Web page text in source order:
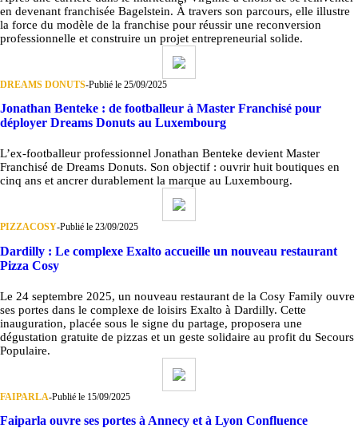
en devenant franchisée Bagelstein. À travers son parcours, elle illustre
la force du modèle de la franchise pour réussir une reconversion
professionnelle et construire un projet entrepreneurial solide.
DREAMS DONUTS-Publié le 25/09/2025
Jonathan Benteke : de footballeur à Master Franchisé pour
déployer Dreams Donuts au Luxembourg
L’ex-footballeur professionnel Jonathan Benteke devient Master
Franchisé de Dreams Donuts. Son objectif : ouvrir huit boutiques en
cinq ans et ancrer durablement la marque au Luxembourg.
PIZZACOSY-Publié le 23/09/2025
Dardilly : Le complexe Exalto accueille un nouveau restaurant
Pizza Cosy
Le 24 septembre 2025, un nouveau restaurant de la Cosy Family ouvre
ses portes dans le complexe de loisirs Exalto à Dardilly. Cette
inauguration, placée sous le signe du partage, proposera une
dégustation gratuite de pizzas et un geste solidaire au profit du Secours
Populaire.
FAIPARLA-Publié le 15/09/2025
Faiparla ouvre ses portes à Annecy et à Lyon Confluence